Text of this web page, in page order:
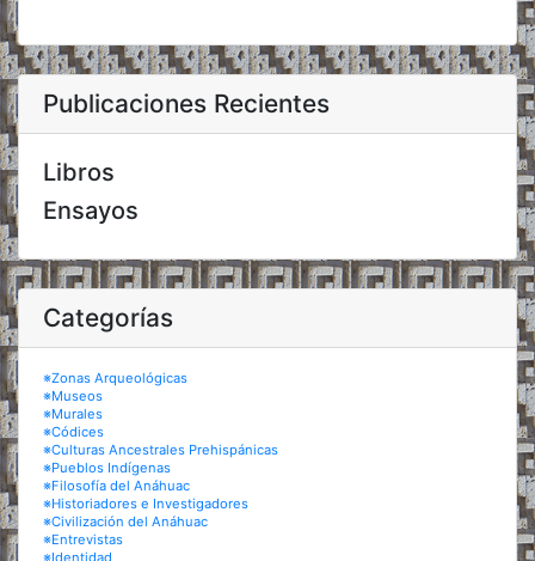
Publicaciones Recientes
Libros
Ensayos
Categorías
※Zonas Arqueológicas
※Museos
※Murales
※Códices
※Culturas Ancestrales Prehispánicas
※Pueblos Indígenas
※Filosofía del Anáhuac
※Historiadores e Investigadores
※Civilización del Anáhuac
※Entrevistas
※Identidad